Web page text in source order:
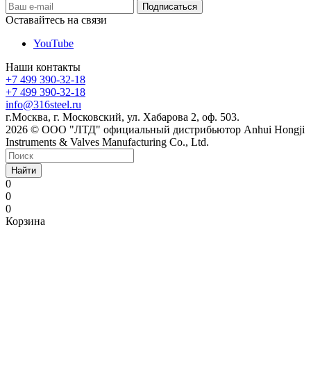
Оставайтесь на связи
YouTube
Наши контакты
+7 499 390-32-18
+7 499 390-32-18
info@316steel.ru
г.Москва, г. Московский, ул. Хабарова 2, оф. 503.
2026 © ООО "ЛТД" официальный дистрибьютор Anhui Hongji
Instruments & Valves Manufacturing Co., Ltd.
Найти
0
0
0
Корзина